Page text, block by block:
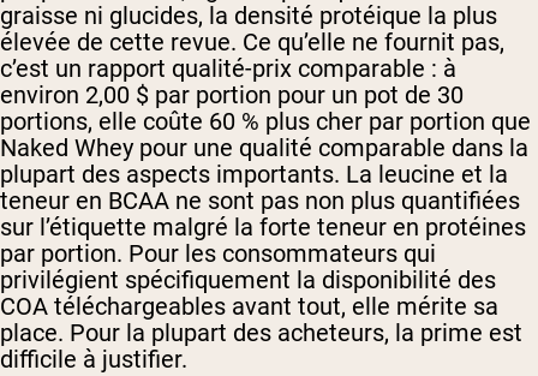
graisse ni glucides, la densité protéique la plus
élevée de cette revue. Ce qu’elle ne fournit pas,
c’est un rapport qualité-prix comparable : à
environ 2,00 $ par portion pour un pot de 30
portions, elle coûte 60 % plus cher par portion que
Naked Whey pour une qualité comparable dans la
plupart des aspects importants. La leucine et la
teneur en BCAA ne sont pas non plus quantifiées
sur l’étiquette malgré la forte teneur en protéines
par portion. Pour les consommateurs qui
privilégient spécifiquement la disponibilité des
COA téléchargeables avant tout, elle mérite sa
place. Pour la plupart des acheteurs, la prime est
difficile à justifier.